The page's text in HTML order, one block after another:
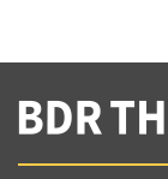
Вы